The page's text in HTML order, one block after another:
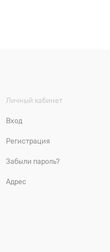
Личный кабинет
Вход
Регистрация
Забыли пароль?
Адрес